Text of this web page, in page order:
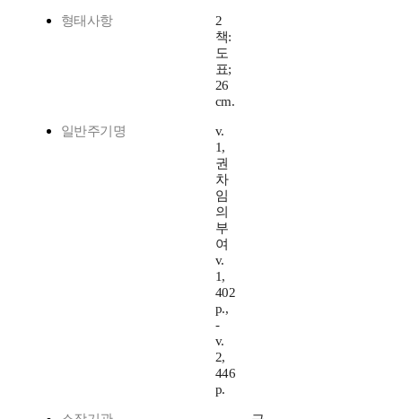
형태사항
2
책:
도
표;
26
cm.
일반주기명
v.
1,
권
차
임
의
부
여
v.
1,
402
p.,
-
v.
2,
446
p.